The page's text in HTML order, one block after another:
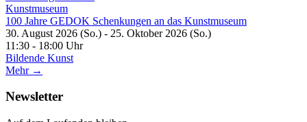
100 Jahre GEDOK Schenkungen an das Kunstmuseum
30. August 2026 (So.) - 25. Oktober 2026 (So.)
11:30 - 18:00 Uhr
Bildende Kunst
Mehr →
Newsletter